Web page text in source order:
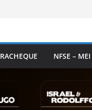
NFSE – MEI